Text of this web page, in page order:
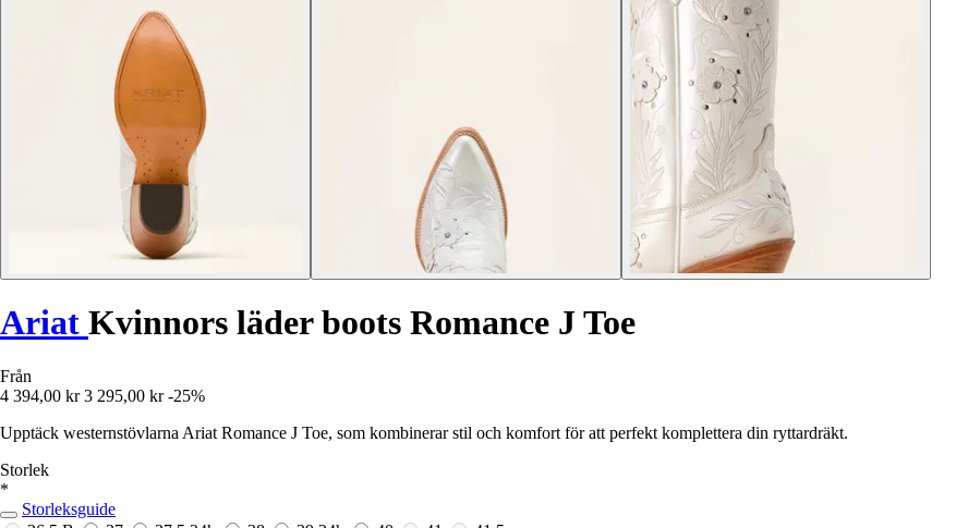
Ariat Kvinnors läder boots Romance J Toe
Från
4 394,00 kr 3 295,00 kr -25%
Upptäck westernstövlarna Ariat Romance J Toe, som kombinerar stil och komfort för att perfekt komplettera din ryttardräkt.
Storlek
*
Storleksguide